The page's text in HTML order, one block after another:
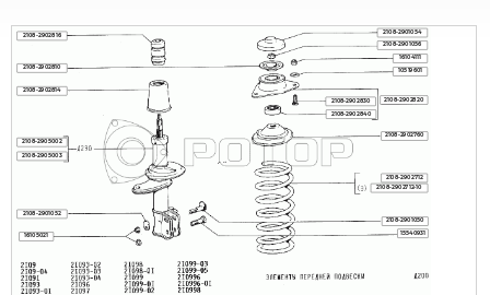
2108-2902830
2108-2902840
2108-2902712
2108-2902712-10
2108-2905003
2108-2905002
2108-2902760
10519601
2108-2901052
2108-2902820
2108-2902810
15540931
2108-2901050
2108-2902816
16105021
2108-2901056
16104111
2108-2902814
2108-2901054